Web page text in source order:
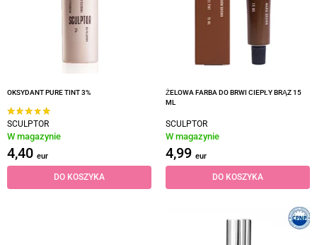
OKSYDANT PURE TINT 3%
SCULPTOR
W magazynie
4,40 eur
DO KOSZYKA
ŻELOWA FARBA DO BRWI CIEPŁY BRĄZ 15
ML
SCULPTOR
W magazynie
4,99 eur
DO KOSZYKA